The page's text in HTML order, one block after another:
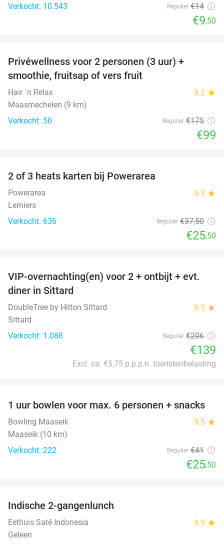
Verkocht: 10.543 Regulier €14
€9,50
Privéwellness voor 2 personen (3 uur) +
smoothie, fruitsap of vers fruit
Hair ´n Relax 9.2 star
Maasmechelen (9 km)
Verkocht: 50
Regulier €175
€99
2 of 3 heats karten bij Powerarea
Powerarea 9.3 star
Lemiers
Verkocht: 636
Regulier €37,50
€25,50
33%
VIP-overnachting(en) voor 2 + ontbijt + evt.
diner in Sittard
DoubleTree by Hilton Sittard 9.5 star
Sittard
Verkocht: 1.088
Regulier €206
€139
Excl. ca. €5,75 p.p.p.n. toeristenbelasting
38%
1 uur bowlen voor max. 6 personen + snacks
Bowling Maaseik 9.5 star
Maaseik (10 km)
Verkocht: 222
Regulier €41
€25,50
Indische 2-gangenlunch
Eethuis Saté Indonesia 9.9 star
Geleen